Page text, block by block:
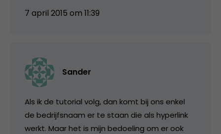
7 april 2015 om 11:39
Sander
Als ik de tutorial volg, dan komt bij ons enkel
de bedrijfsnaam er te staan die als hyperlink
werkt. Maar het is mijn bedoeling om er ook